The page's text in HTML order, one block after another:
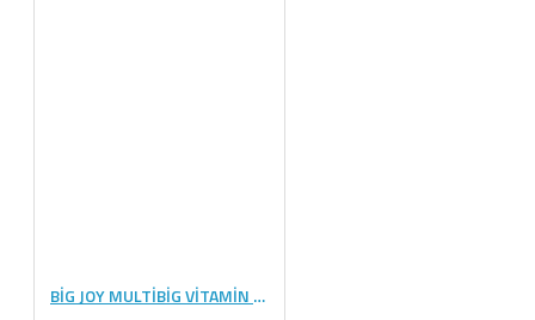
BİG JOY MULTİBİG VİTAMİN MİNERAL 90 KAPSÜL